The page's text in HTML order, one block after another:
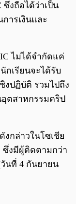
ซึ่งถือได้ว่าเป็น
ารเงินและ
ไม่ได้จำกัดแค่
กเรียนจะได้รับ
งปฏิบัติ รวมไปถึง
ตสาหกรรมคริป
งกล่าวในโซเชีย
ซึ่งมีผู้ติดตามกว่า
นที่ 4 กันยายน